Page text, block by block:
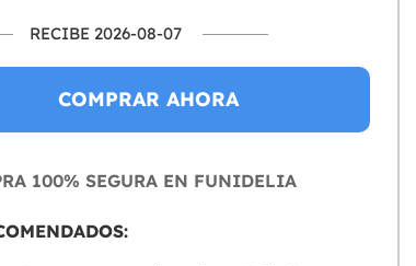
RECIBE 2026-08-07
COMPRAR AHORA
100% SEGURA EN FUNIDELIA